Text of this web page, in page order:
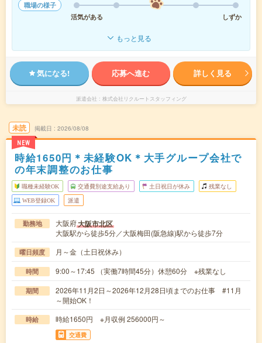
職場の様子
活気がある
しずか
もっと見る
気になる! 応募へ進む 詳しく見る
派遣会社 株式会社リクルートスタッフィング
未読
NEW
掲載日 2026/08/08
時給1650円＊未経験OK＊大手グループ会社で
の年末調整のお仕事
職種未経験OK 交通費別途支給あり 土日祝日が休み 残業なし
WEB登録OK 派遣
勤務地 大阪府大阪市北区
大阪駅から徒歩5分／大阪梅田(阪急線)駅から徒歩7分
曜日頻度 月～金（土日祝休み）
時間 9:00～17:45 （実働7時間45分）休憩60分 ※残業なし
期間
2026年11月2日～2026年12月28日頃までのお仕事 #11月
～開始OK！
時給 時給1650円 ※月収例 256000円～
交通費